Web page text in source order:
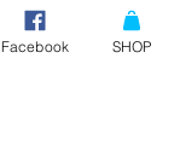
Facebook SHOP